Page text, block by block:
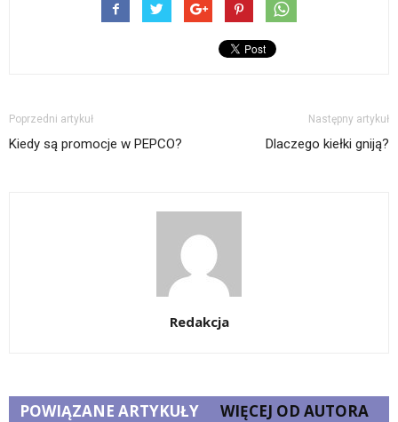
Poprzedni artykuł
Kiedy są promocje w PEPCO?
Następny artykuł
Dlaczego kiełki gniją?
Redakcja
POWIĄZANE ARTYKUŁY WIĘCEJ OD AUTORA